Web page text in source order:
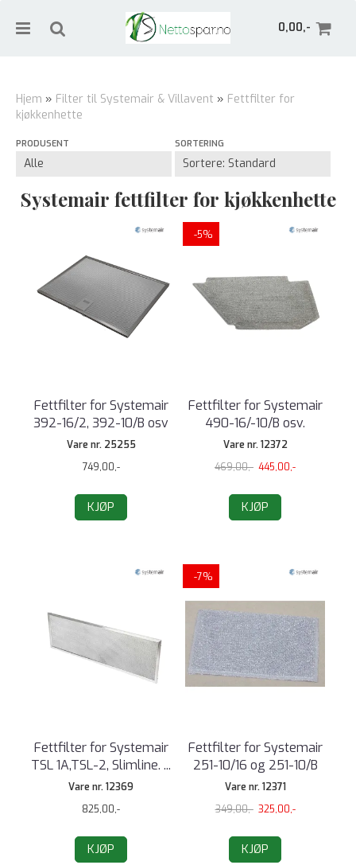
0,00,-
Hjem » Filter til Systemair & Villavent » Fettfilter for
kjøkkenhette
PRODUSENT SORTERING
Systemair fettfilter for kjøkkenhette
Fettfilter for Systemair
392-16/2, 392-10/B osv
Vare nr. 25255
749,00,-
KJØP
-5%
Fettfilter for Systemair
490-16/-10/B osv.
Vare nr. 12372
469,00,- 445,00,-
KJØP
Fettfilter for Systemair
TSL 1A,TSL-2, Slimline. ...
Vare nr. 12369
825,00,-
KJØP
-7%
Fettfilter for Systemair
251-10/16 og 251-10/B
Vare nr. 12371
349,00,- 325,00,-
KJØP